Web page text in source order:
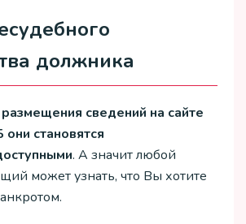
должника
сведений на сайте
становятся
. А значит любой
может узнать, что Вы хотите